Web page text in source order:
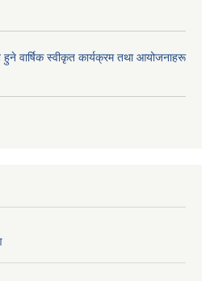
वार्षिक स्वीकृत कार्यक्रम तथा आयोजनाहरू